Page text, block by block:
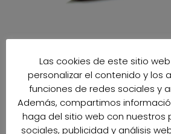
Las cookies de este sitio
personalizar el contenido y los
funciones de redes sociales y
Además, compartimos
haga del sitio web con nuestros
sociales, publicidad y análisis